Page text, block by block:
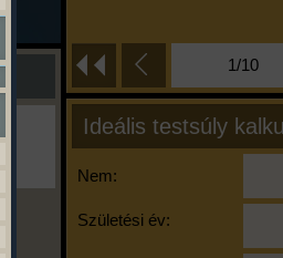
1/10
Ideális testsúly
Nem:
Születési év: